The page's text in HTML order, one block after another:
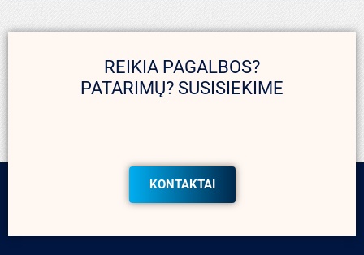
REIKIA PAGALBOS?
PATARIMŲ? SUSISIEKIME
KONTAKTAI